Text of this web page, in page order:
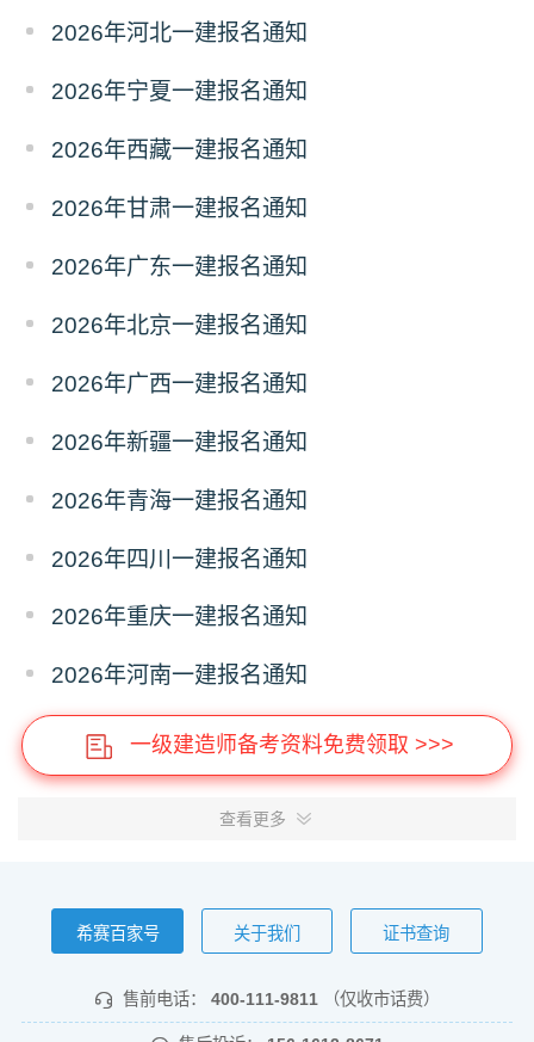
2026年河北一建报名通知
2026年宁夏一建报名通知
2026年西藏一建报名通知
2026年甘肃一建报名通知
2026年广东一建报名通知
2026年北京一建报名通知
2026年广西一建报名通知
2026年新疆一建报名通知
2026年青海一建报名通知
2026年四川一建报名通知
2026年重庆一建报名通知
2026年河南一建报名通知
一级建造师备考资料免费领取 >>>
查看更多
希赛百家号 关于我们 证书查询
售前电话： 400-111-9811 （仅收市话费）